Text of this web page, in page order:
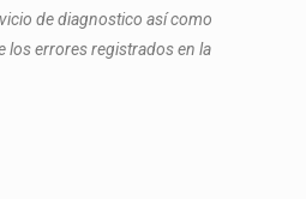
de diagnostico así como
los errores registrados en la